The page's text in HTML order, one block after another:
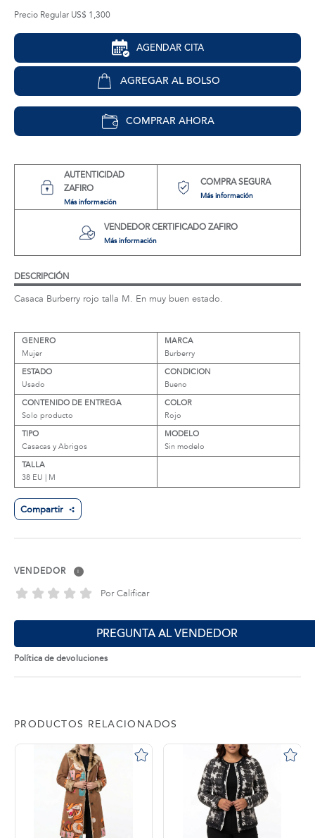
Precio Regular US$ 1,300
AGENDAR CITA
AGREGAR AL BOLSO
COMPRAR AHORA
AUTENTICIDAD
ZAFIRO
Más información
COMPRA SEGURA
Más información
VENDEDOR CERTIFICADO ZAFIRO
Más información
DESCRIPCIÓN
Casaca Burberry rojo talla M. En muy buen estado.
GENERO
Mujer
MARCA
Burberry
ESTADO
Usado
CONDICION
Bueno
CONTENIDO DE ENTREGA
Solo producto
COLOR
Rojo
TIPO
Casacas y Abrigos
MODELO
Sin modelo
TALLA
38 EU | M
Compartir
VENDEDOR i
Por Calificar
PREGUNTA AL VENDEDOR
Política de devoluciones
PRODUCTOS RELACIONADOS